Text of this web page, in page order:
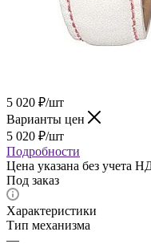
5 020 ₽/шт
Варианты цен
5 020 ₽/шт
Подробности
Цена указана без учета
Под заказ
Характеристики
Тип механизма
—